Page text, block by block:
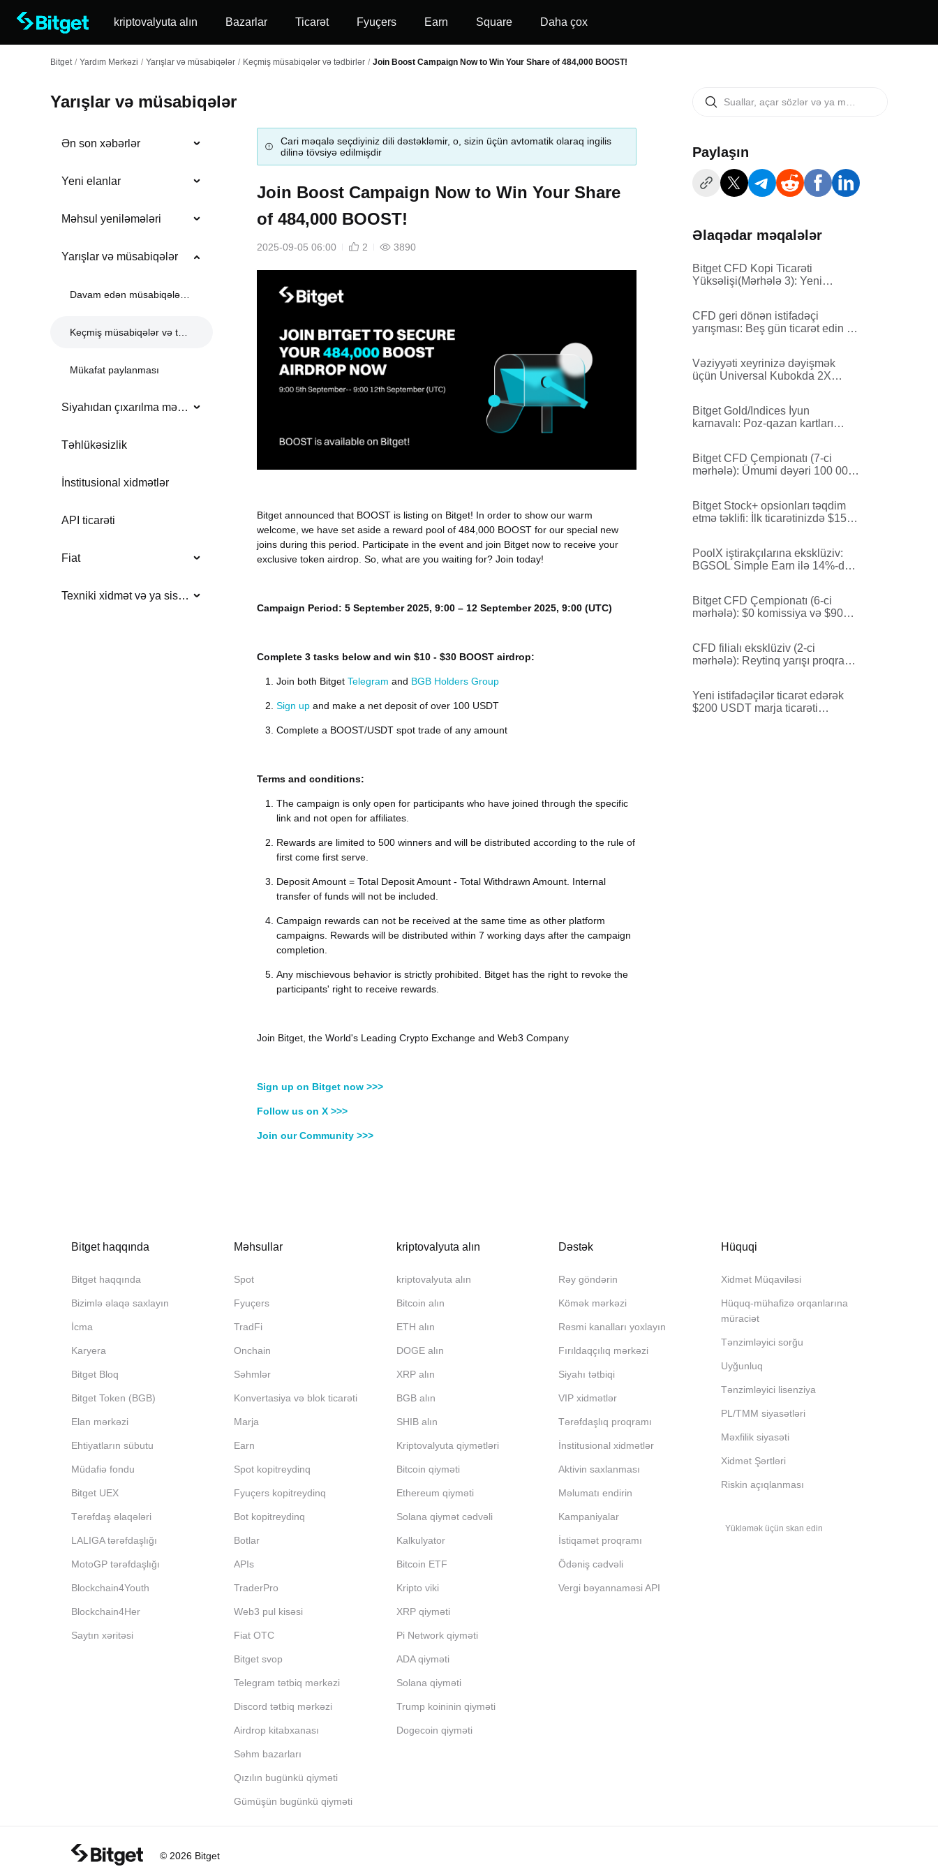
kriptovalyuta alın Bazarlar Ticarət Fyuçers Earn Square Daha çox
Bitget / Yardım Mərkəzi / Yarışlar və müsabiqələr / Keçmiş müsabiqələr və tədbirlər / Join Boost Campaign Now to Win Your Share of 484,000 BOOST!
Yarışlar və müsabiqələr
Ən son xəbərlər
Yeni elanlar
Məhsul yeniləmələri
Yarışlar və müsabiqələr
Davam edən müsabiqələr və kampaniyalar
Keçmiş müsabiqələr və tədbirlər
Mükafat paylanması
Siyahıdan çıxarılma məlumatı
Təhlükəsizlik
İnstitusional xidmətlər
API ticarəti
Fiat
Texniki xidmət və ya sistem yeniləmələri
Cari məqalə seçdiyiniz dili dəstəkləmir, o, sizin üçün avtomatik olaraq ingilis
dilinə tövsiyə edilmişdir
Join Boost Campaign Now to Win Your Share
of 484,000 BOOST!
2025-09-05 06:00 2 3890
Bitget announced that BOOST is listing on Bitget! In order to show our warm
welcome, we have set aside a reward pool of 484,000 BOOST for our special new
joins during this period. Participate in the event and join Bitget now to receive your
exclusive token airdrop. So, what are you waiting for? Join today!
Campaign Period: 5 September 2025, 9:00 – 12 September 2025, 9:00 (UTC)
Complete 3 tasks below and win $10 - $30 BOOST airdrop:
Join both Bitget Telegram and BGB Holders Group
Sign up and make a net deposit of over 100 USDT
Complete a BOOST/USDT spot trade of any amount
Terms and conditions:
The campaign is only open for participants who have joined through the specific
link and not open for affiliates.
Rewards are limited to 500 winners and will be distributed according to the rule of
first come first serve.
Deposit Amount = Total Deposit Amount - Total Withdrawn Amount. Internal
transfer of funds will not be included.
Campaign rewards can not be received at the same time as other platform
campaigns. Rewards will be distributed within 7 working days after the campaign
completion.
Any mischievous behavior is strictly prohibited. Bitget has the right to revoke the
participants' right to receive rewards.
Join Bitget, the World's Leading Crypto Exchange and Web3 Company
Sign up on Bitget now >>>
Follow us on X >>>
Join our Community >>>
Paylaşın
Əlaqədar məqalələr
Bitget CFD Kopi Ticarəti
Yüksəlişi(Mərhələ 3): Yeni
CFD geri dönən istifadəçi
yarışması: Beş gün ticarət edin və
Vəziyyəti xeyrinizə dəyişmək
üçün Universal Kubokda 2X
Bitget Gold/Indices İyun
karnavalı: Poz-qazan kartları
Bitget CFD Çempionatı (7-ci
mərhələ): Ümumi dəyəri 100 000
Bitget Stock+ opsionları təqdim
etmə təklifi: İlk ticarətinizdə $15
PoolX iştirakçılarına eksklüziv:
BGSOL Simple Earn ilə 14%-dək
Bitget CFD Çempionatı (6-ci
mərhələ): $0 komissiya və $90
CFD filialı eksklüziv (2-ci
mərhələ): Reytinq yarışı proqramı
Yeni istifadəçilər ticarət edərək
$200 USDT marja ticarəti
Bitget haqqında
Bitget haqqında
Bizimlə əlaqə saxlayın
İcma
Karyera
Bitget Bloq
Bitget Token (BGB)
Elan mərkəzi
Ehtiyatların sübutu
Müdafiə fondu
Bitget UEX
Tərəfdaş əlaqələri
LALIGA tərəfdaşlığı
MotoGP tərəfdaşlığı
Blockchain4Youth
Blockchain4Her
Saytın xəritəsi
Məhsullar
Spot
Fyuçers
TradFi
Onchain
Səhmlər
Konvertasiya və blok ticarəti
Marja
Earn
Spot kopitreydinq
Fyuçers kopitreydinq
Bot kopitreydinq
Botlar
APIs
TraderPro
Web3 pul kisəsi
Fiat OTC
Bitget svop
Telegram tətbiq mərkəzi
Discord tətbiq mərkəzi
Airdrop kitabxanası
Səhm bazarları
Qızılın bugünkü qiyməti
Gümüşün bugünkü qiyməti
kriptovalyuta alın
kriptovalyuta alın
Bitcoin alın
ETH alın
DOGE alın
XRP alın
BGB alın
SHIB alın
Kriptovalyuta qiymətləri
Bitcoin qiyməti
Ethereum qiyməti
Solana qiymət cədvəli
Kalkulyator
Bitcoin ETF
Kripto viki
XRP qiyməti
Pi Network qiyməti
ADA qiyməti
Solana qiyməti
Trump koininin qiyməti
Dogecoin qiyməti
Dəstək
Rəy göndərin
Kömək mərkəzi
Rəsmi kanalları yoxlayın
Fırıldaqçılıq mərkəzi
Siyahı tətbiqi
VIP xidmətlər
Tərəfdaşlıq proqramı
İnstitusional xidmətlər
Aktivin saxlanması
Məlumatı endirin
Kampaniyalar
İstiqamət proqramı
Ödəniş cədvəli
Vergi bəyannaməsi API
Hüquqi
Xidmət Müqaviləsi
Hüquq-mühafizə orqanlarına
müraciət
Tənzimləyici sorğu
Uyğunluq
Tənzimləyici lisenziya
PL/TMM siyasətləri
Məxfilik siyasəti
Xidmət Şərtləri
Riskin açıqlanması
Yükləmək üçün skan edin
© 2026 Bitget